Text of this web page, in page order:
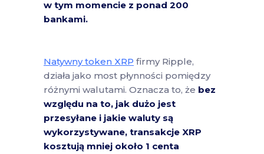
w tym momencie z ponad 200
bankami.
Natywny token XRP firmy Ripple,
działa jako most płynności pomiędzy
różnymi walutami. Oznacza to, że bez
względu na to, jak dużo jest
przesyłane i jakie waluty są
wykorzystywane, transakcje XRP
kosztują mniej około 1 centa